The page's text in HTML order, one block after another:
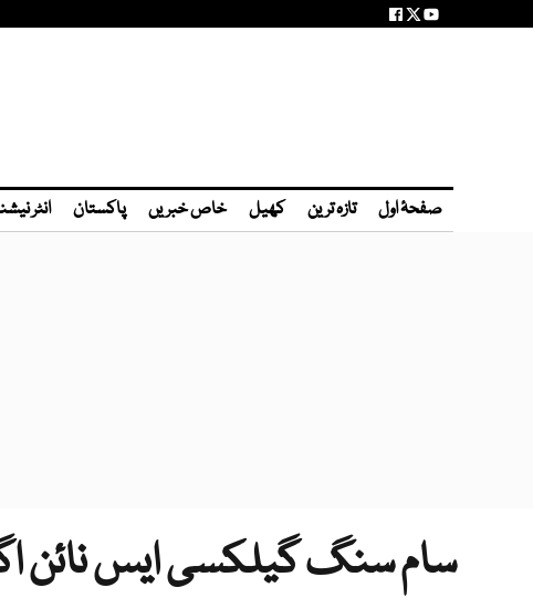
صفحۂ اول تازہ ترین کھیل خاص خبریں پاکستان انٹر
سام سنگ گیلکسی ایس نائن